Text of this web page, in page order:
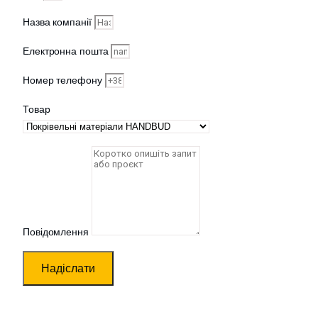
Назва компанії
Електронна пошта
Номер телефону
Товар
Повідомлення
Надіслати